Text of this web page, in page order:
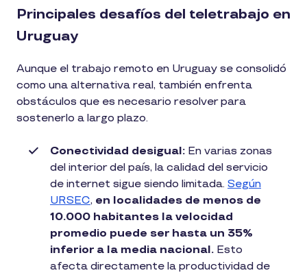
Principales desafíos del teletrabajo en
Uruguay
Aunque el trabajo remoto en Uruguay se consolidó
como una alternativa real, también enfrenta
obstáculos que es necesario resolver para
sostenerlo a largo plazo.
Conectividad desigual: En varias zonas
del interior del país, la calidad del servicio
de internet sigue siendo limitada. Según
URSEC, en localidades de menos de
10.000 habitantes la velocidad
promedio puede ser hasta un 35%
inferior a la media nacional. Esto
afecta directamente la productividad de